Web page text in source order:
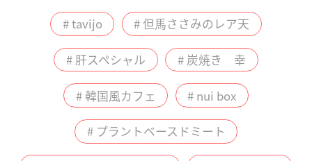
# tavijo # 但馬ささみのレア天
# 肝スペシャル # 炭焼き 幸
# 韓国風カフェ # nui box
# プラントベースドミート